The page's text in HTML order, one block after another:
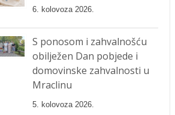
6. kolovoza 2026.
S ponosom i zahvalnošću
obilježen Dan pobjede i
domovinske zahvalnosti u
Mraclinu
5. kolovoza 2026.